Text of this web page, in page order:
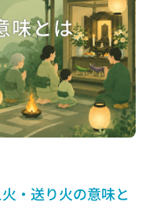
・送り火の意味と